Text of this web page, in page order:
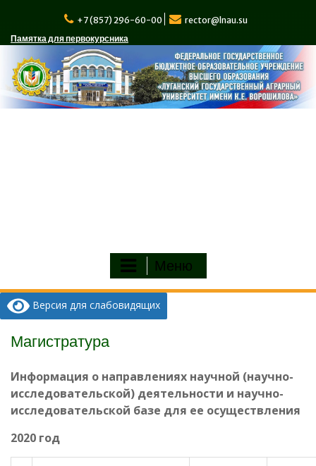
содержимому
+7 (857) 296-60-00
rector@lnau.su
Памятка для первокурсника
Меню
Версия для слабовидящих
Магистратура
Информация о направлениях научной (научно-
исследовательской) деятельности и научно-
исследовательской базе для ее осуществления
2020 год